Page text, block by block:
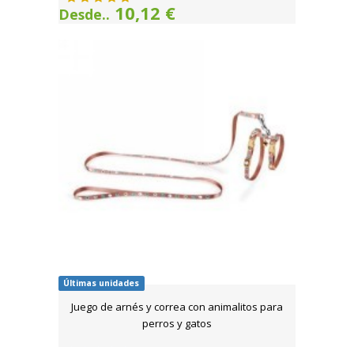
Desde.. 10,12 €
Últimas unidades
Juego de arnés y correa con animalitos para
perros y gatos